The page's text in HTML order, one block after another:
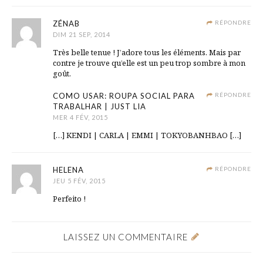
RÉPONDRE
ZÉNAB
DIM 21 SEP, 2014
Très belle tenue ! J’adore tous les éléments. Mais par
contre je trouve qu’elle est un peu trop sombre à mon
goût.
RÉPONDRE
COMO USAR: ROUPA SOCIAL PARA
TRABALHAR | JUST LIA
MER 4 FÉV, 2015
[…] KENDI | CARLA | EMMI | TOKYOBANHBAO […]
RÉPONDRE
HELENA
JEU 5 FÉV, 2015
Perfeito !
LAISSEZ UN COMMENTAIRE